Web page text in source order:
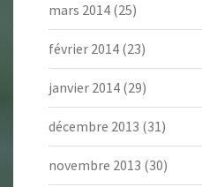
mars 2014 (25)
février 2014 (23)
janvier 2014 (29)
décembre 2013 (31)
novembre 2013 (30)